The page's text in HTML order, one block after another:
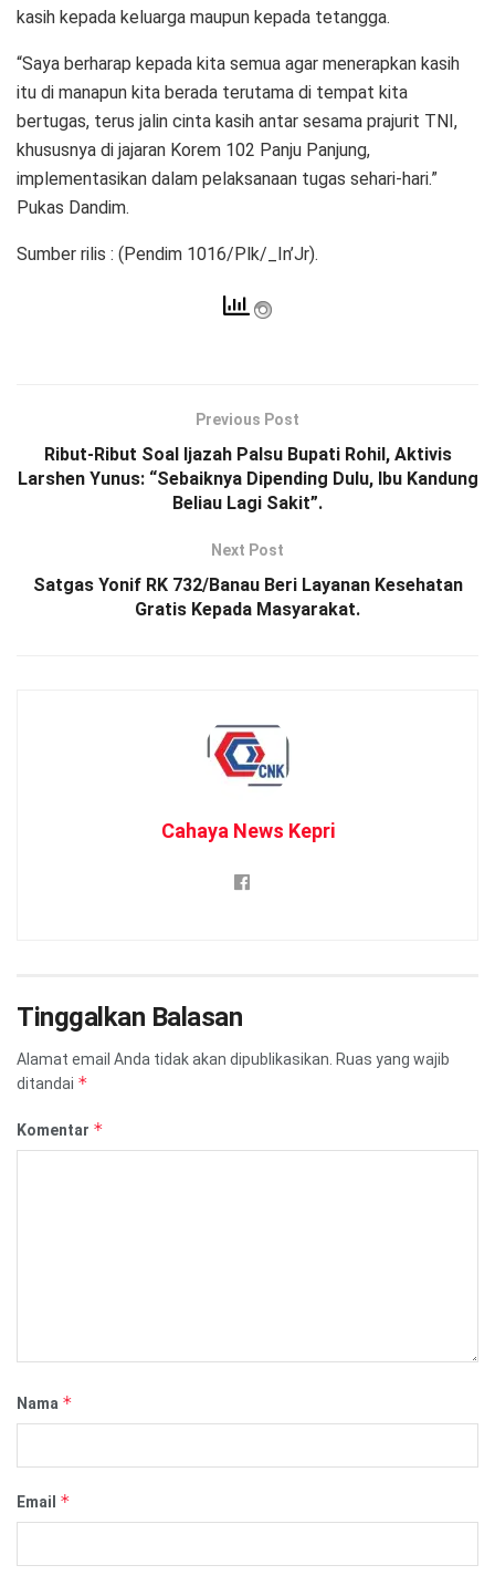
kasih kepada keluarga maupun kepada tetangga.
“Saya berharap kepada kita semua agar menerapkan kasih
itu di manapun kita berada terutama di tempat kita
bertugas, terus jalin cinta kasih antar sesama prajurit TNI,
khususnya di jajaran Korem 102 Panju Panjung,
implementasikan dalam pelaksanaan tugas sehari-hari.”
Pukas Dandim.
Sumber rilis : (Pendim 1016/Plk/_In’Jr).
Previous Post
Ribut-Ribut Soal Ijazah Palsu Bupati Rohil, Aktivis
Larshen Yunus: “Sebaiknya Dipending Dulu, Ibu Kandung
Beliau Lagi Sakit”.
Next Post
Satgas Yonif RK 732/Banau Beri Layanan Kesehatan
Gratis Kepada Masyarakat.
Cahaya News Kepri
Tinggalkan Balasan
Alamat email Anda tidak akan dipublikasikan. Ruas yang wajib
ditandai *
Komentar *
Nama *
Email *